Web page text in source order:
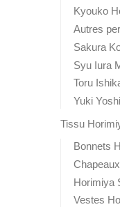
Kyouko
Autres
Sakura
Syu Iura
Toru
Yuki
Tissu
Bonnets
Horimiya
Vestes